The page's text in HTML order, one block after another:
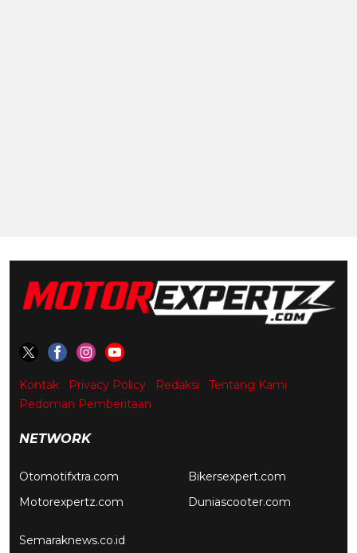
Kontak Privacy Policy Redaksi
Tentang Kami
Pedoman Pemberitaan
NETWORK
Otomotifxtra.com
Motorexpertz.com
Bikersexpert.com
Duniascooter.com
Semaraknews.co.id